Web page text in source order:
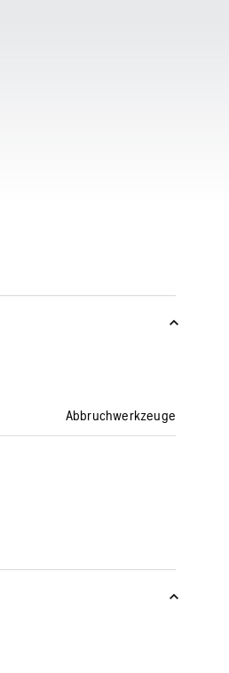
Abbruchwerkzeuge